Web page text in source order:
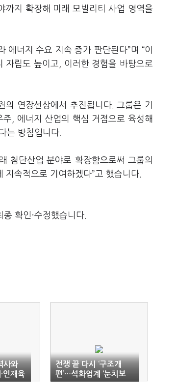
까지 확장해 미래 모빌리티 사업 영역을
에너지 수요 지속 증가 판단된다”며 “이
자립도 높이고, 이러한 경험을 바탕으로
연장선상에서 추진됩니다. 그룹은 기
, 에너지 산업의 핵심 거점으로 육성해
는 방침입니다.
첨단산업 분야로 확장함으로써 그룹의
속적으로 기여하겠다”고 했습니다.
확인·수정했습니다.
사와
인재육
전쟁 끝 다시 ‘구조개
편’…석화업계 ‘눈치보
기’ 깰 정부 개입 시급